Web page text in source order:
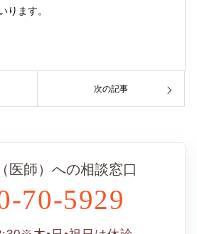
ります。
次の記事
医師）への相談窓口
70-5929